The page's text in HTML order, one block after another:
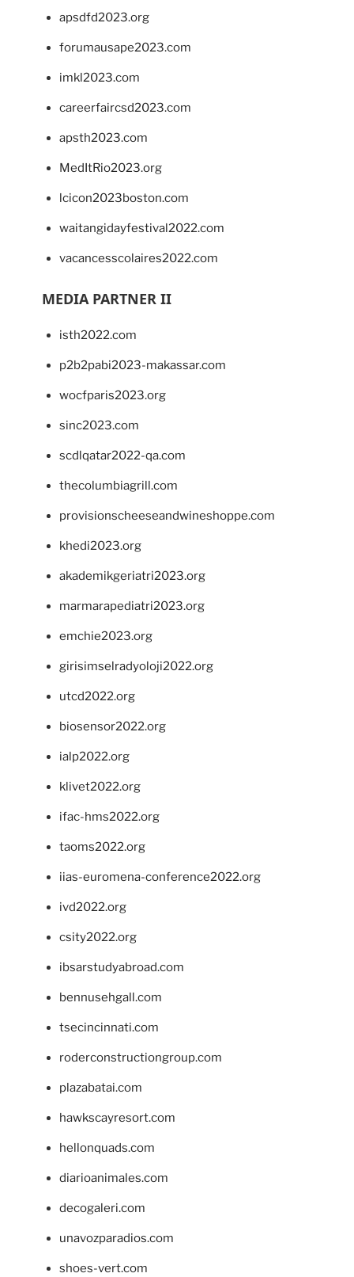
apsdfd2023.org
forumausape2023.com
imkl2023.com
careerfaircsd2023.com
apsth2023.com
MedItRio2023.org
lcicon2023boston.com
waitangidayfestival2022.com
vacancesscolaires2022.com
MEDIA PARTNER II
isth2022.com
p2b2pabi2023-makassar.com
wocfparis2023.org
sinc2023.com
scdlqatar2022-qa.com
thecolumbiagrill.com
provisionscheeseandwineshoppe.com
khedi2023.org
akademikgeriatri2023.org
marmarapediatri2023.org
emchie2023.org
girisimselradyoloji2022.org
utcd2022.org
biosensor2022.org
ialp2022.org
klivet2022.org
ifac-hms2022.org
taoms2022.org
iias-euromena-conference2022.org
ivd2022.org
csity2022.org
ibsarstudyabroad.com
bennusehgall.com
tsecincinnati.com
roderconstructiongroup.com
plazabatai.com
hawkscayresort.com
hellonquads.com
diarioanimales.com
decogaleri.com
unavozparadios.com
shoes-vert.com